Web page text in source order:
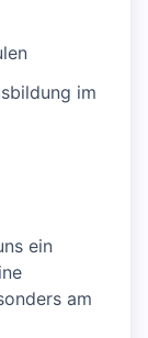
im
ein
am